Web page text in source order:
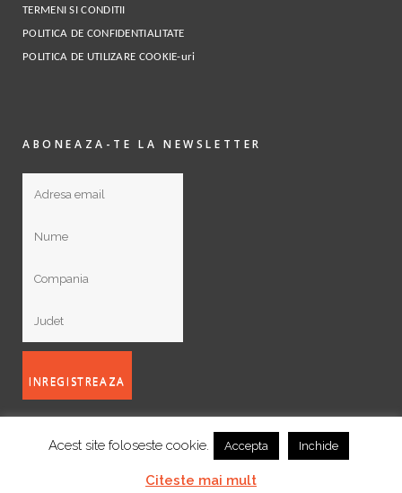
TERMENI SI CONDITII
POLITICA DE CONFIDENTIALITATE
POLITICA DE UTILIZARE COOKIE-uri
ABONEAZA-TE LA NEWSLETTER
©2026 GEPLAST® – Toate drepturile rezervate
Acest site foloseste cookie. Accepta Inchide
Citeste mai mult